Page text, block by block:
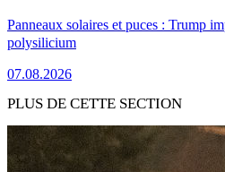
Panneaux solaires et puces : Trump
polysilicium
07.08.2026
PLUS DE CETTE SECTION